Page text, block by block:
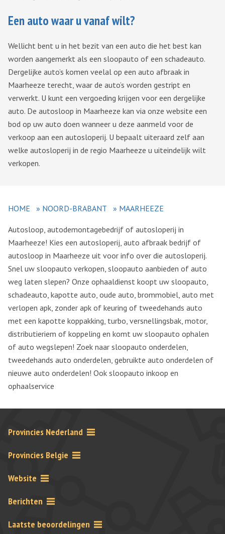
Een auto waar u vanaf wilt?
Wellicht bent u in het bezit van een auto die het best kan
worden aangemerkt als een sloopauto of een schadeauto.
Dergelijke auto’s komen veelal op een auto afbraak in
Maarheeze terecht, waar de auto’s worden gestript en
verwerkt. U kunt een vergoeding krijgen voor een dergelijke
auto. De autosloop in Maarheeze kan via onze website een
bod op uw auto doen wanneer u deze aanmeld voor de
verkoop aan een autosloperij. U bepaalt uiteraard zelf aan
welke autosloperij in de regio Maarheeze u uiteindelijk wilt
verkopen.
HOME » NOORD-BRABANT » MAARHEEZE
Autosloop, autodemontagebedrijf of autosloperij in
Maarheeze! Kies een autosloperij, auto afbraak bedrijf of
autosloop in Maarheeze uit voor info over die autosloperij.
Snel uw sloopauto verkopen, sloopauto aanbieden of auto
weg laten slepen? Onze ophaaldienst koopt uw sloopauto,
schadeauto, kapotte auto, oude auto, brommobiel, auto met
verlopen apk, zonder apk of keuring of tweedehands auto
met een kapotte koppakking, turbo, versnellingsbak, motor,
distributieriem of koppeling en komt uw sloopauto ophalen
of auto wegslepen! Zoek naar sloopauto onderdelen,
tweedehands auto onderdelen, gebruikte auto onderdelen of
nieuwe auto onderdelen! Ook sloopauto inkoop en
ophaalservice
Provincies Nederland
Provincies Belgie
Website
Berichten
Laatste beoordelingen